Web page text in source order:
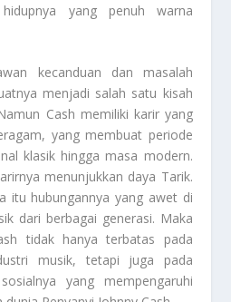
yang penuh warna
kecanduan dan masalah
menjadi salah satu kisah
Cash memiliki karir yang
yang membuat periode
klasik hingga masa modern.
menunjukkan daya Tarik.
itu hubungannya yang awet di
dari berbagai generasi. Maka
tidak hanya terbatas pada
musik, tetapi juga pada
yang mempengaruhi